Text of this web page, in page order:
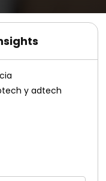
y adtech